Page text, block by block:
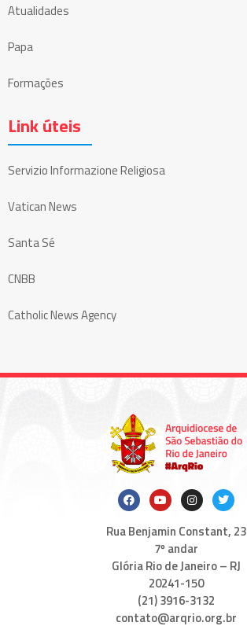
Atualidades
Papa
Formações
Link úteis
Servizio Informazione Religiosa
Vatican News
Santa Sé
CNBB
Catholic News Agency
Rua Benjamin Constant, 23
7º andar
Glória Rio de Janeiro – RJ
20241-150
(21) 3916-3132
contato@arqrio.org.br